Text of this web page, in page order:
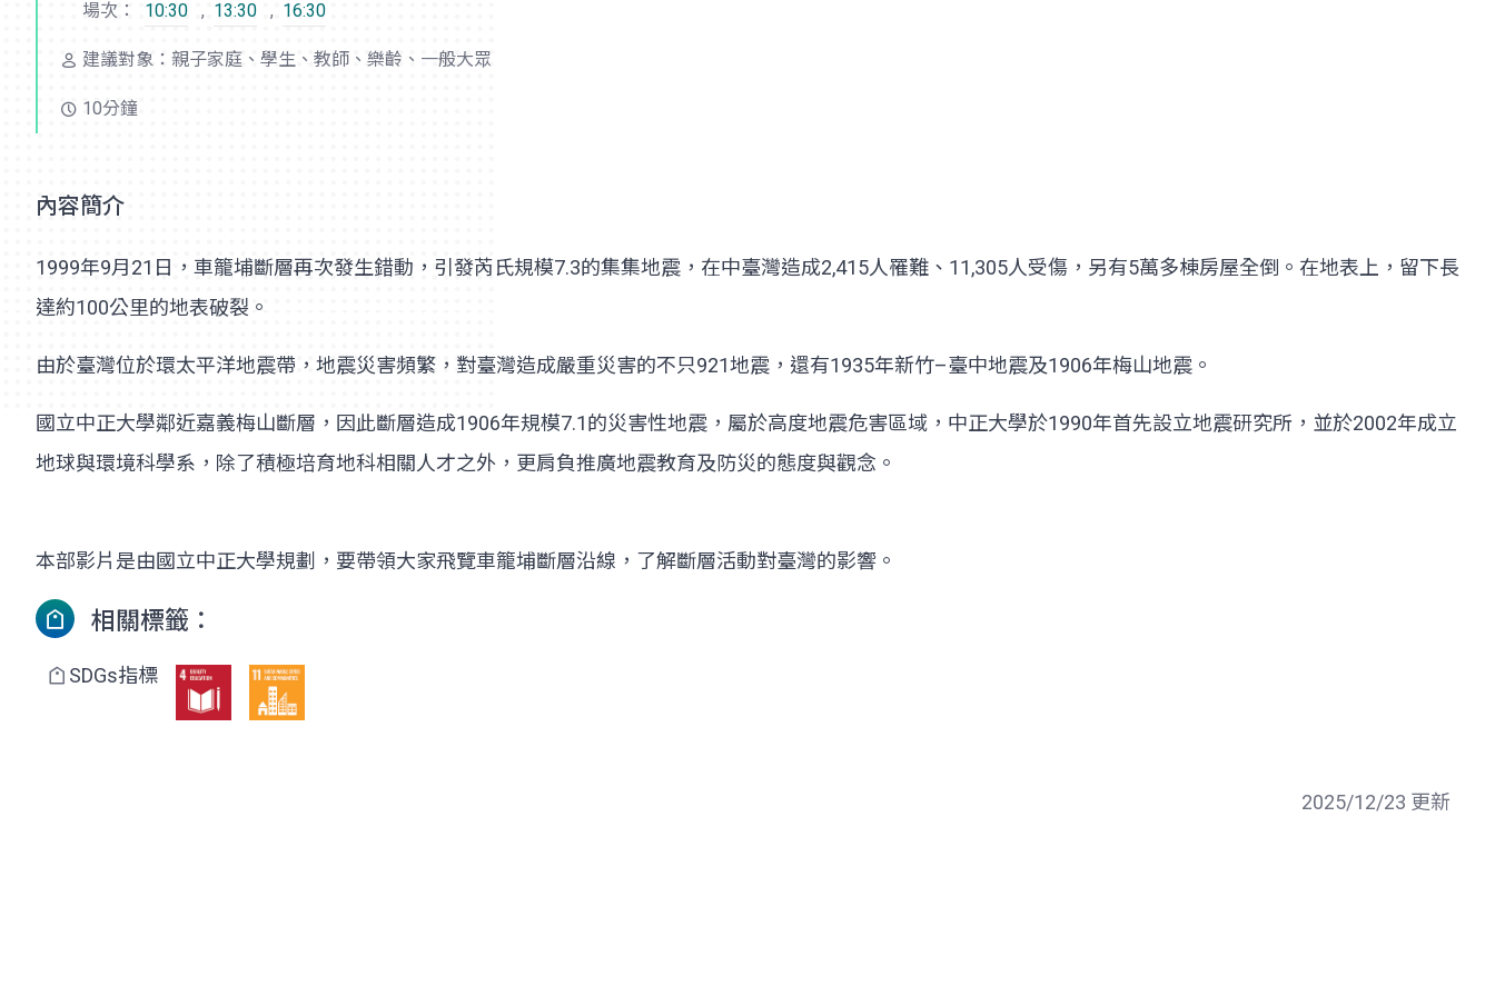
場次： 10:30 , 13:30 , 16:30
建議對象：親子家庭、學生、教師、樂齡、一般大眾
10分鐘
內容簡介
1999年9月21日，車籠埔斷層再次發生錯動，引發芮氏規模7.3的集集地震，在中臺灣造成2,415人罹難、11,305人受傷，另有5萬多棟房屋全倒。在地表上，留下長
達約100公里的地表破裂。
由於臺灣位於環太平洋地震帶，地震災害頻繁，對臺灣造成嚴重災害的不只921地震，還有1935年新竹–臺中地震及1906年梅山地震。
國立中正大學鄰近嘉義梅山斷層，因此斷層造成1906年規模7.1的災害性地震，屬於高度地震危害區域，中正大學於1990年首先設立地震研究所，並於2002年成立
地球與環境科學系，除了積極培育地科相關人才之外，更肩負推廣地震教育及防災的態度與觀念。
本部影片是由國立中正大學規劃，要帶領大家飛覽車籠埔斷層沿線，了解斷層活動對臺灣的影響。
相關標籤：
SDGs指標
2025/12/23 更新